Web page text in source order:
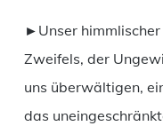
►Unser
Zweifels, der
uns überwältigen,
das